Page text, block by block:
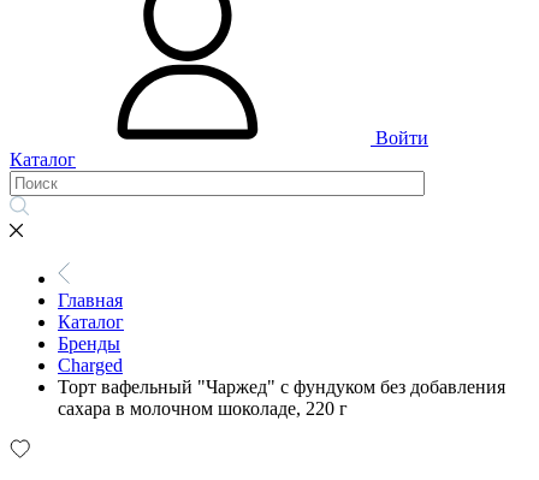
Войти
Каталог
Главная
Каталог
Бренды
Charged
Торт вафельный "Чаржед" с фундуком без добавления
сахара в молочном шоколаде, 220 г